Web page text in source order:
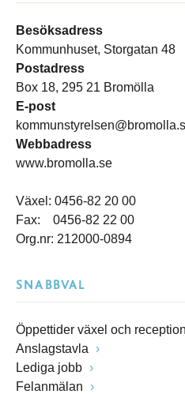
Besöksadress
Kommunhuset, Storgatan 48
Postadress
Box 18, 295 21 Bromölla
E-post
Webbadress
www.bromolla.se
Växel: 0456-82 20 00
Fax: 0456-82 22 00
Org.nr: 212000-0894
SNABBVAL
Öppettider växel och
Anslagstavla
Lediga jobb
Felanmälan